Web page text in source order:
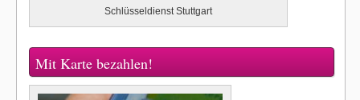
Schlüsseldienst Stuttgart
Mit Karte bezahlen!